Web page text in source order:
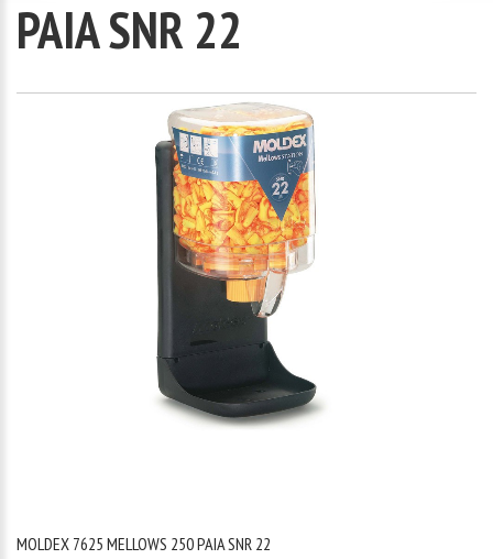
PAIA SNR 22
MOLDEX 7625 MELLOWS 250 PAIA SNR 22